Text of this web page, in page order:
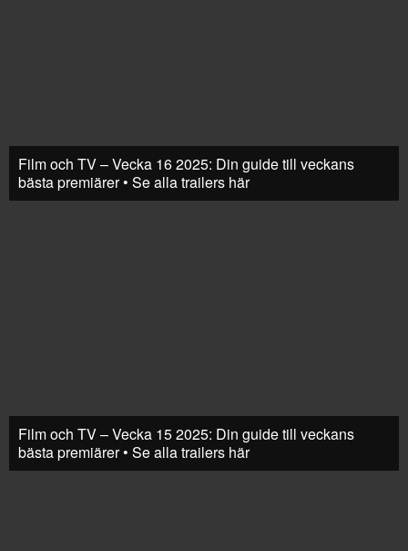
Film och TV – Vecka 16 2025: Din guide till veckans
bästa premiärer • Se alla trailers här
Film och TV – Vecka 15 2025: Din guide till veckans
bästa premiärer • Se alla trailers här